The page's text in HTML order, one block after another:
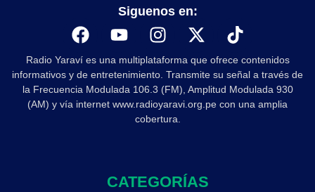
Radio Yaraví es una multiplataforma que ofrece contenidos
informativos y de entretenimiento. Transmite su señal a través de
la Frecuencia Modulada 106.3 (FM), Amplitud Modulada 930
(AM) y vía internet www.radioyaravi.org.pe con una amplia
cobertura.
Siguenos en:
CATEGORÍAS